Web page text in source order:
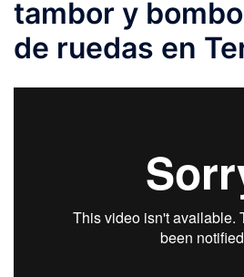
tambor y
de ruedas en